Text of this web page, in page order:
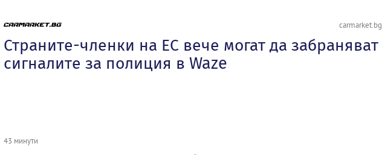
carmarket.bg
Страните-членки на ЕС вече могат да забраняват
сигналите за полиция в Waze
43 минути